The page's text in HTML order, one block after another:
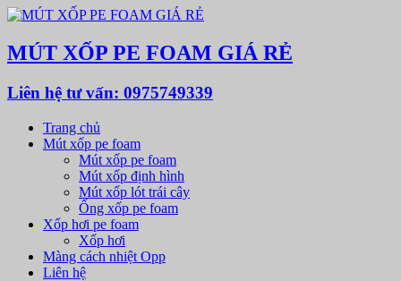
MÚT XỐP PE FOAM GIÁ RẺ
Liên hệ tư vấn: 0975749339
Trang chủ
Mút xốp pe foam
Mút xốp pe foam
Mút xốp định hình
Mút xốp lót trái cây
Ống xốp pe foam
Xốp hơi pe foam
Xốp hơi
Màng cách nhiệt Opp
Liên hệ